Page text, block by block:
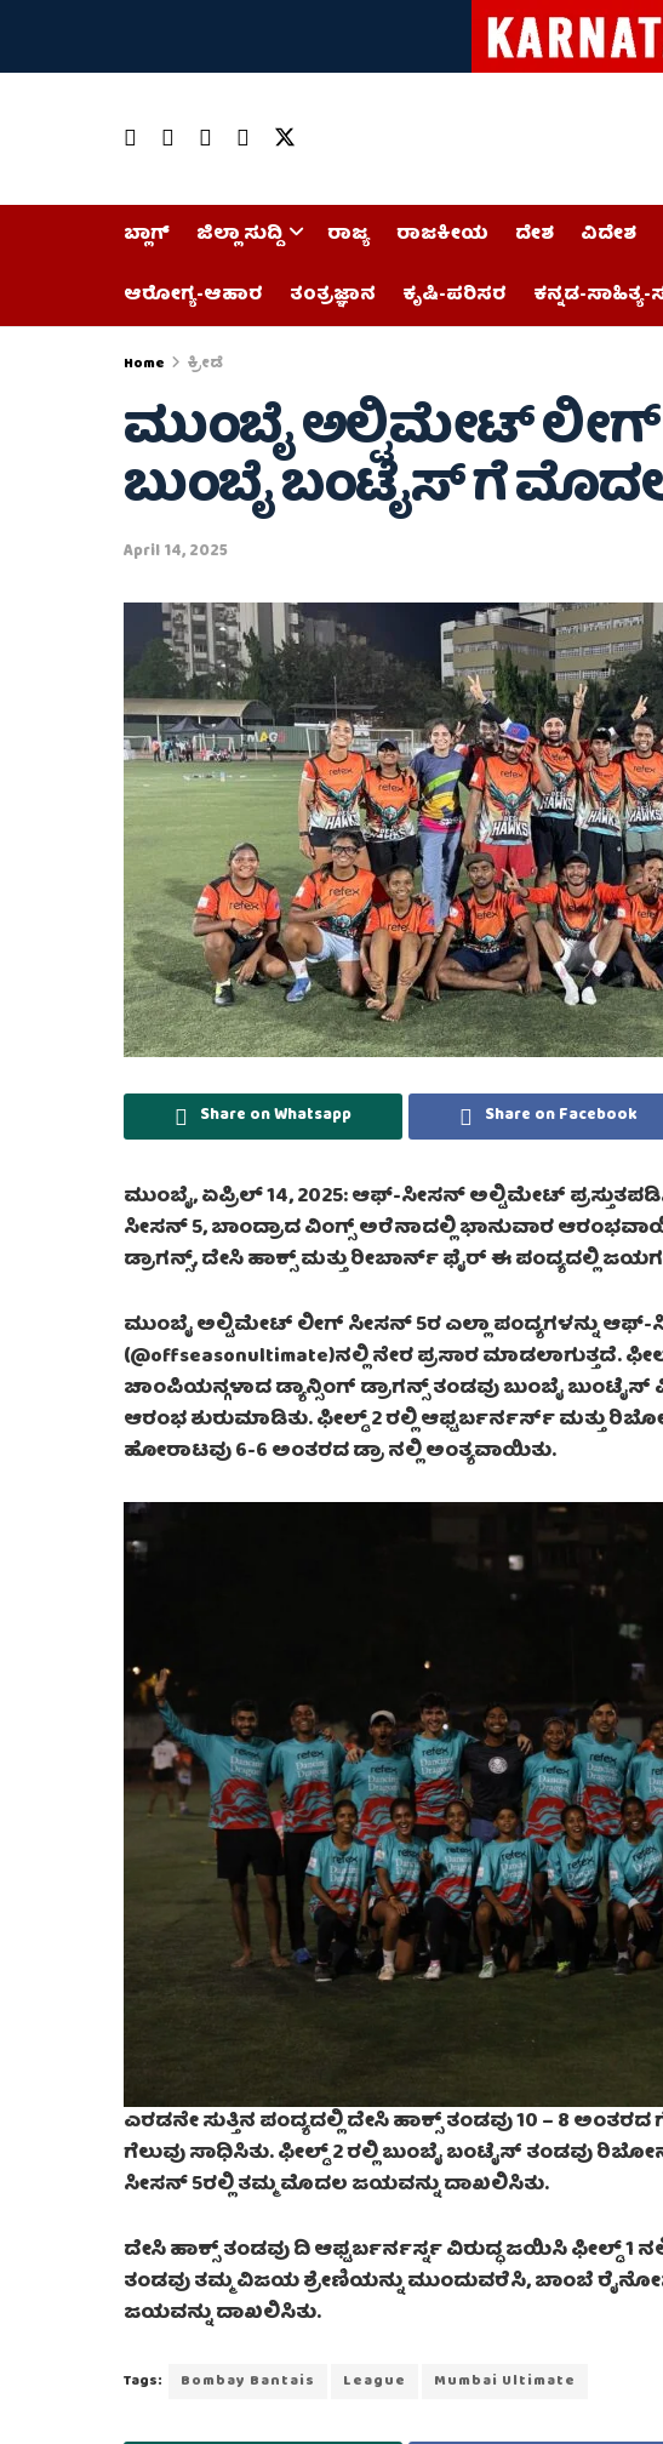
ಬ್ಲಾಗ್ ಜಿಲ್ಲಾ ಸುದ್ದಿ ರಾಜ್ಯ ರಾಜಕೀಯ ದೇಶ ವಿದೇಶ
ಆರೋಗ್ಯ-ಆಹಾರ
ತಂತ್ರಜ್ಞಾನ ಕೃಷಿ-ಪರಿಸರ ಕನ್ನಡ-ಸಾಹಿತ್ಯ-
Home ಕ್ರೀಡೆ
ಮುಂಬೈ ಅಲ್ಟಿಮೇಟ್
ಬುಂಬೈ ಬಂಟೈಸ್ ಗೆ
April 14, 2025
Share on Whatsapp Share on Facebook
ಮುಂಬೈ, ಏಪ್ರಿಲ್ 14, 2025: ಆಫ್-ಸೀಸನ್ ಅಲ್ಟಿಮೇಟ್
ಸೀಸನ್ 5, ಬಾಂದ್ರಾದ ವಿಂಗ್ಸ್ ಅರೆನಾದಲ್ಲಿ ಭಾನುವಾರ
ಡ್ರಾಗನ್ಸ್, ದೇಸಿ ಹಾಕ್ಸ್ ಮತ್ತು ರೀಬಾರ್ನ್ ಫೈರ್ ಈ ಪಂದ್ಯದಲ್ಲಿ
ಮುಂಬೈ ಅಲ್ಟಿಮೇಟ್ ಲೀಗ್ ಸೀಸನ್ 5ರ ಎಲ್ಲಾ ಪಂದ್ಯಗಳನ್ನು
(@offseasonultimate)ನಲ್ಲಿ ನೇರ ಪ್ರಸಾರ ಮಾಡಲಾಗುತ್ತದೆ.
ಚಾಂಪಿಯನ್ಗಳಾದ ಡ್ಯಾನ್ಸಿಂಗ್ ಡ್ರಾಗನ್ಸ್ ತಂಡವು ಬುಂಬೈ
ಆರಂಭ ಶುರುಮಾಡಿತು. ಫೀಲ್ಡ್ 2 ರಲ್ಲಿ ಆಫ್ಟರ್ಬರ್ನರ್ಸ್ ಮತ್ತು
ಹೋರಾಟವು 6-6 ಅಂತರದ ಡ್ರಾ ನಲ್ಲಿ ಅಂತ್ಯವಾಯಿತು.
ಎರಡನೇ ಸುತ್ತಿನ ಪಂದ್ಯದಲ್ಲಿ ದೇಸಿ ಹಾಕ್ಸ್ ತಂಡವು 10 – 8
ಗೆಲುವು ಸಾಧಿಸಿತು. ಫೀಲ್ಡ್ 2 ರಲ್ಲಿ ಬುಂಬೈ ಬಂಟೈಸ್ ತಂಡವು
ಸೀಸನ್ 5ರಲ್ಲಿ ತಮ್ಮ ಮೊದಲ ಜಯವನ್ನು ದಾಖಲಿಸಿತು.
ದೇಸಿ ಹಾಕ್ಸ್ ತಂಡವು ದಿ ಆಫ್ಟರ್ಬರ್ನರ್ಸ್ನ ವಿರುದ್ಧ ಜಯಿಸಿ ಫೀಲ್ಡ್ 1
ತಂಡವು ತಮ್ಮ ವಿಜಯ ಶ್ರೇಣಿಯನ್ನು ಮುಂದುವರೆಸಿ, ಬಾಂಬೆ
ಜಯವನ್ನು ದಾಖಲಿಸಿತು.
Tags: Bombay Bantais League Mumbai Ultimate